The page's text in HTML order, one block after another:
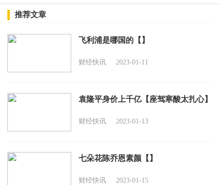
推荐文章
飞利浦是哪国的【】
财经快讯 2023-01-11
袁隆平身价上千亿【座驾寒酸太扎心】
财经快讯 2023-01-13
七朵花陈乔恩素颜【】
财经快讯 2023-01-15